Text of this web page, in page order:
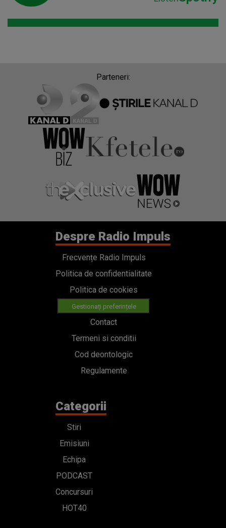
Parteneri:
Despre Radio Impuls
Frecvențe Radio Impuls
Politica de confidentialitate
Politica de cookies
Gestionați preferințele
Contact
Termeni si conditii
Cod deontologic
Regulamente
Categorii
Stiri
Emisiuni
Echipa
PODCAST
Concursuri
HOT40